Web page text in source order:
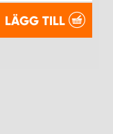
LÄGG TILL